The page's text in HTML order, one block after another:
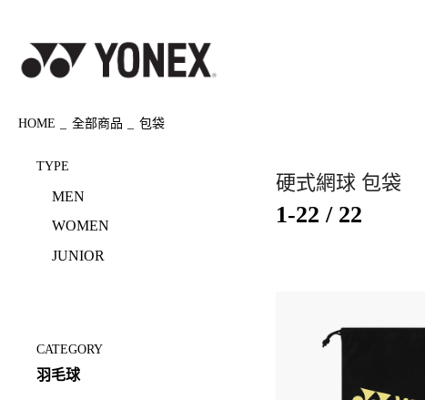
HOME 全部商品 包袋
硬式網球 包袋
1-22 / 22
TYPE
MEN
WOMEN
JUNIOR
CATEGORY
羽毛球